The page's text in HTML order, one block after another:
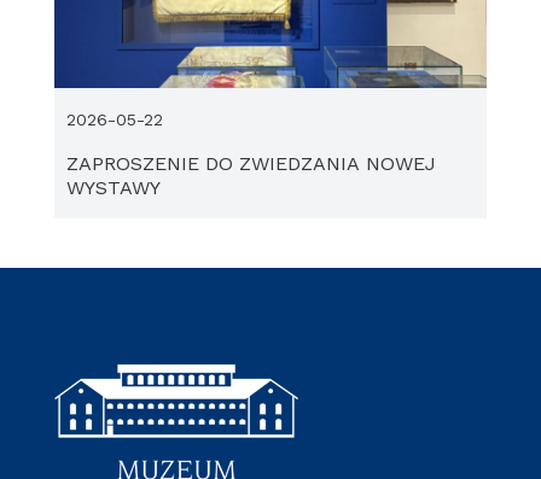
ZAPROSZENIE DO ZWIEDZANIA NOWEJ
WYSTAWY
2026-05-22